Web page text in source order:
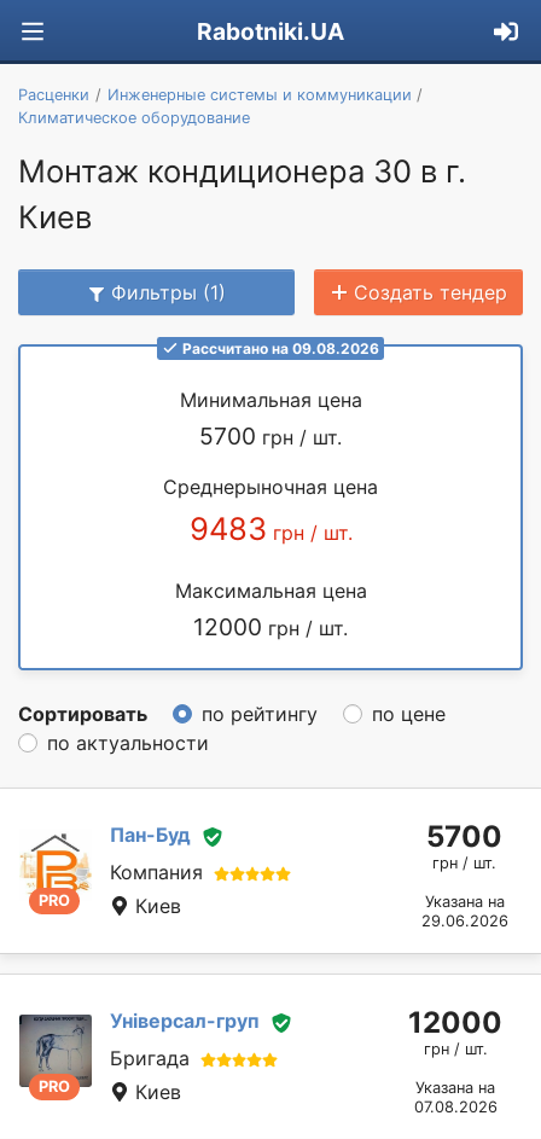
Rabotniki.UA
Расценки
Инженерные системы и коммуникации
Климатическое оборудование
Монтаж кондиционера 30 в г.
Киев
Фильтры (1) Создать тендер
Рассчитано на 09.08.2026
Минимальная цена
5700 грн / шт.
Среднерыночная цена
9483 грн / шт.
Максимальная цена
12000 грн / шт.
Сортировать по рейтингу
по цене
по актуальности
PRO
Пан-Буд
Компания
Киев
5700
грн / шт.
Указана на
29.06.2026
PRO
Універсал-груп
Бригада
Киев
12000
грн / шт.
Указана на
07.08.2026